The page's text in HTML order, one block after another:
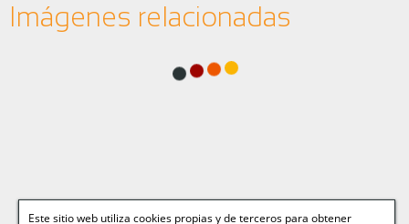
Imágenes relacionadas
Este sitio web utiliza cookies propias y de terceros para obtener